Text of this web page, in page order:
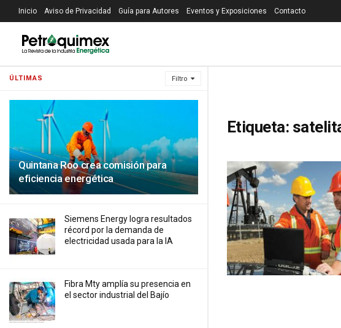
ÚLTIMAS Filtro
Quintana Roo crea comisión para
eficiencia energética
Siemens Energy logra resultados
récord por la demanda de
electricidad usada para la IA
Fibra Mty amplía su presencia en
el sector industrial del Bajío
Inicio Aviso de Privacidad Guía para Autores Eventos y Exposiciones Contacto
Etiqueta: